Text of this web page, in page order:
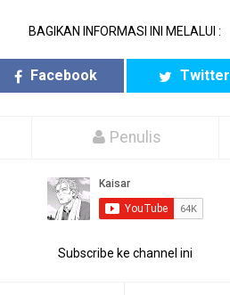
BAGIKAN INFORMASI INI MELALUI :
Facebook Twitter
Penulis
Subscribe ke channel ini